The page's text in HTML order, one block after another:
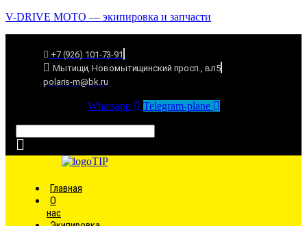
V-DRIVE MOTO — экипировка и запчасти
+7 (926) 101-73-91
Мытищи, Новомытищинский просп., вл5
polaris-m@bk.ru
Whatsapp
Telegram-plane
Главная
О
нас